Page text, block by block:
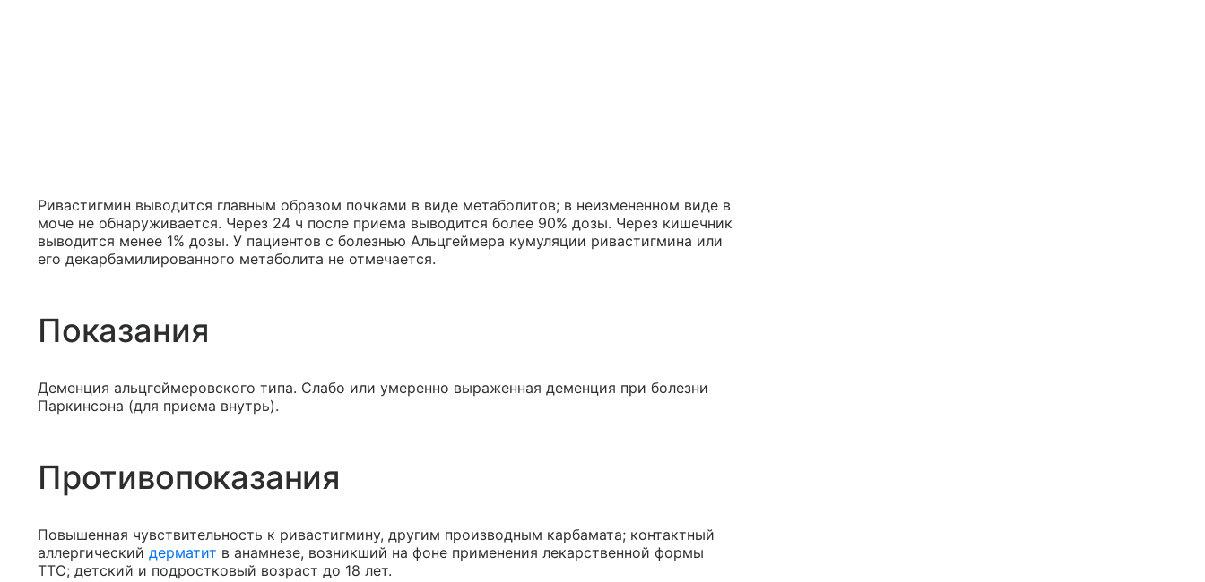
Ривастигмин выводится главным образом почками в виде метаболитов; в неизмененном виде в
моче не обнаруживается. Через 24 ч после приема выводится более 90% дозы. Через кишечник
выводится менее 1% дозы. У пациентов с болезнью Альцгеймера кумуляции ривастигмина или
его декарбамилированного метаболита не отмечается.
Показания
Деменция альцгеймеровского типа. Слабо или умеренно выраженная деменция при болезни
Паркинсона (для приема внутрь).
Противопоказания
Повышенная чувствительность к ривастигмину, другим производным карбамата; контактный
аллергический дерматит в анамнезе, возникший на фоне применения лекарственной формы
ТТС; детский и подростковый возраст до 18 лет.